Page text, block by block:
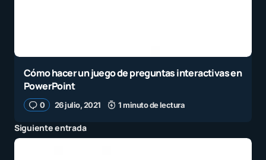
Cómo hacer un juego de preguntas interactivas en
PowerPoint
0 26 julio, 2021 1 minuto de lectura
Siguiente entrada